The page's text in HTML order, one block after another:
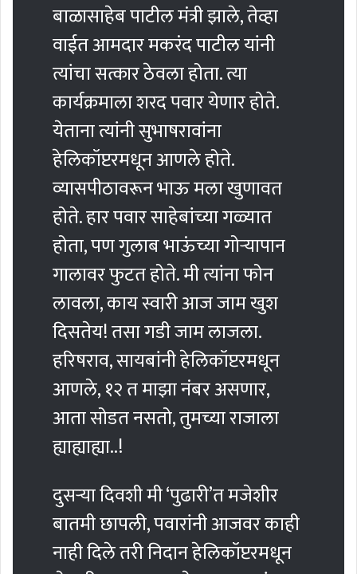
बाळासाहेब पाटील मंत्री झाले, तेव्हा
वाईत आमदार मकरंद पाटील यांनी
त्यांचा सत्कार ठेवला होता. त्या
कार्यक्रमाला शरद पवार येणार होते.
येताना त्यांनी सुभाषरावांना
हेलिकॉप्टरमधून आणले होते.
व्यासपीठावरून भाऊ मला खुणावत
होते. हार पवार साहेबांच्या गळ्यात
होता, पण गुलाब भाऊंच्या गोर्‍यापान
गालावर फुटत होते. मी त्यांना फोन
लावला, काय स्वारी आज जाम खुश
दिसतेय! तसा गडी जाम लाजला.
हरिषराव, सायबांनी हेलिकॉप्टरमधून
आणले, १२ त माझा नंबर असणार,
आता सोडत नसतो, तुमच्या राजाला
ह्याह्याह्या..!
दुसर्‍या दिवशी मी ‘पुढारी’त मजेशीर
बातमी छापली, पवारांनी आजवर काही
नाही दिले तरी निदान हेलिकॉप्टरमधून